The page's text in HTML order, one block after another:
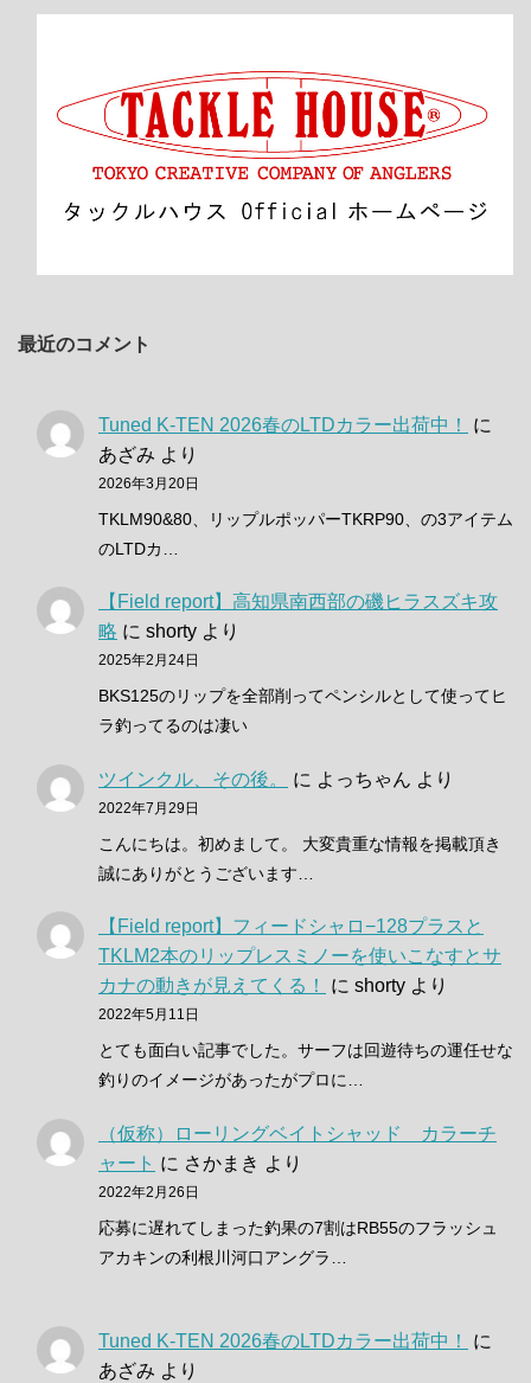
最近のコメント
Tuned K-TEN 2026春のLTDカラー出荷中！
に
あざみ より
2026年3月20日
TKLM90&80、リップルポッパーTKRP90、の3アイテム
のLTDカ…
【Field report】高知県南西部の磯ヒラスズキ攻
略 に shorty より
2025年2月24日
BKS125のリップを全部削ってペンシルとして使ってヒ
ラ釣ってるのは凄い
ツインクル、その後。 に よっちゃん より
2022年7月29日
こんにちは。初めまして。 大変貴重な情報を掲載頂き
誠にありがとうございます…
【Field report】フィードシャロ−128プラスと
TKLM2本のリップレスミノーを使いこなすとサ
カナの動きが見えてくる！
に shorty より
2022年5月11日
とても面白い記事でした。サーフは回遊待ちの運任せな
釣りのイメージがあったがプロに…
（仮称）ローリングベイトシャッド カラーチ
ャート に さかまき より
2022年2月26日
応募に遅れてしまった釣果の7割はRB55のフラッシュ
アカキンの利根川河口アングラ…
Tuned K-TEN 2026春のLTDカラー出荷中！
に
あざみ より